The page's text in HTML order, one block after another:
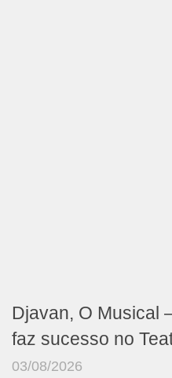
Djavan, O Musical
faz sucesso no
03/08/2026